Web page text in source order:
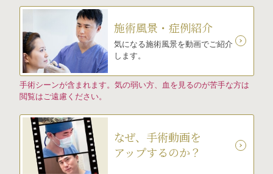
施術風景・症例紹介
気になる施術風景を動画でご紹介
します。
手術シーンが含まれます。気の弱い方、血を見るのが苦手な方は
閲覧はご遠慮ください。
なぜ、手術動画を
アップするのか？